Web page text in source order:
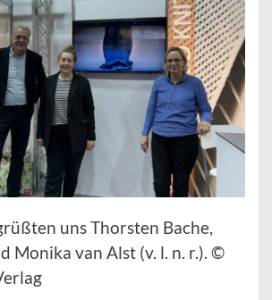
uns Thorsten Bache,
Monika van Alst (v. l. n. r.). ©